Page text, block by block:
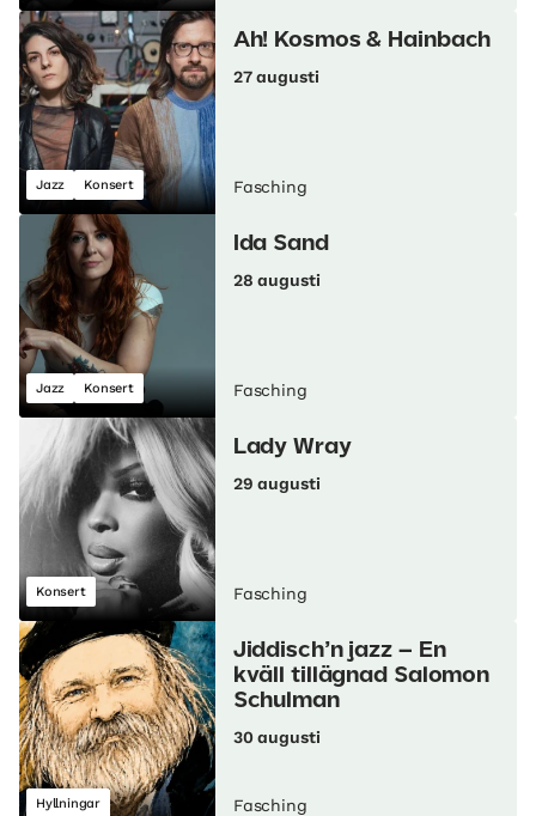
Jazz Konsert
Ah! Kosmos & Hainbach
27 augusti
Fasching
Jazz Konsert
Ida Sand
28 augusti
Fasching
Konsert
Lady Wray
29 augusti
Fasching
Hyllningar
Jiddisch’n jazz – En
kväll tillägnad Salomon
Schulman
30 augusti
Fasching